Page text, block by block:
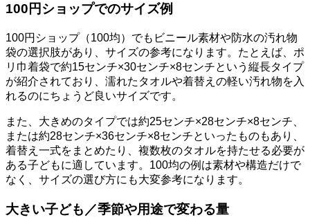
100円ショップでのサイズ例
100円ショップ（100均）でもビニール素材や防水の汚れ物
袋の選択肢があり、サイズの参考になります。たとえば、ポ
リ巾着袋で約15センチ×30センチ×8センチという縦長タイプ
が紹介されており、濡れたタオルや着替えの軽い汚れ物を入
れるのにちょうど良いサイズです。
また、大きめのタイプでは約25センチ×28センチ×8センチ、
または約28センチ×36センチ×8センチといったものもあり、
着替え一式をまとめたり、複数枚のタオルを持たせる必要が
ある子どもに適しています。100均の例は素材や構造だけで
なく、サイズの選び方にも大変参考になります。
大きい子ども／季節や用途で変わる量